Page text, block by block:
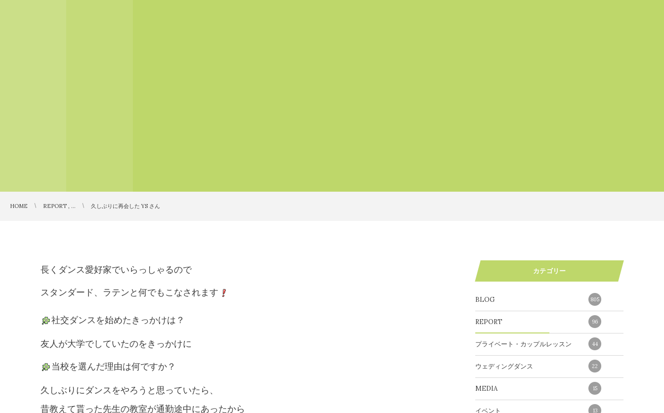
HOME REPORT , … 久しぶりに再会した YS さん
長くダンス愛好家でいらっしゃるので
スタンダード、ラテンと何でもこなされます
社交ダンスを始めたきっかけは？
友人が大学でしていたのをきっかけに
当校を選んだ理由は何ですか？
久しぶりにダンスをやろうと思っていたら、
昔教えて貰った先生の教室が通勤途中にあったから
カテゴリー
BLOG 805
REPORT 96
プライベート・カップルレッスン 44
ウェディングダンス 22
MEDIA 15
イベント 13